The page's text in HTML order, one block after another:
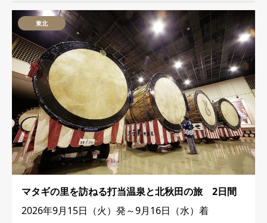
東北
マタギの里を訪ねる打当温泉と北秋田の旅 2日間
2026年9月15日（火）発～9月16日（水）着